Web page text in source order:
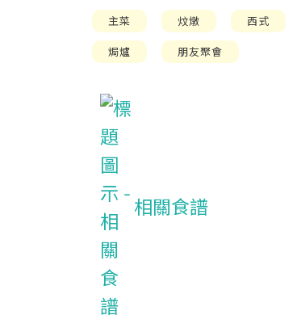
主菜 炆燉 西式
焗爐 朋友聚會
相關食譜